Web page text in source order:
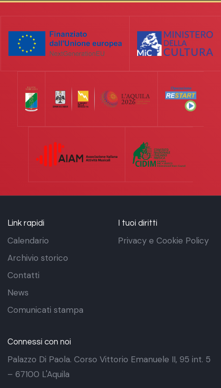
Link rapidi
Calendario
Archivio storico
Contatti
News
Comunicati stampa
I tuoi diritti
Privacy e Cookie Policy
Connessi con noi
Palazzo Di Paola. Corso Vittorio Emanuele II, 95 int. 5
– 67100 L'Aquila